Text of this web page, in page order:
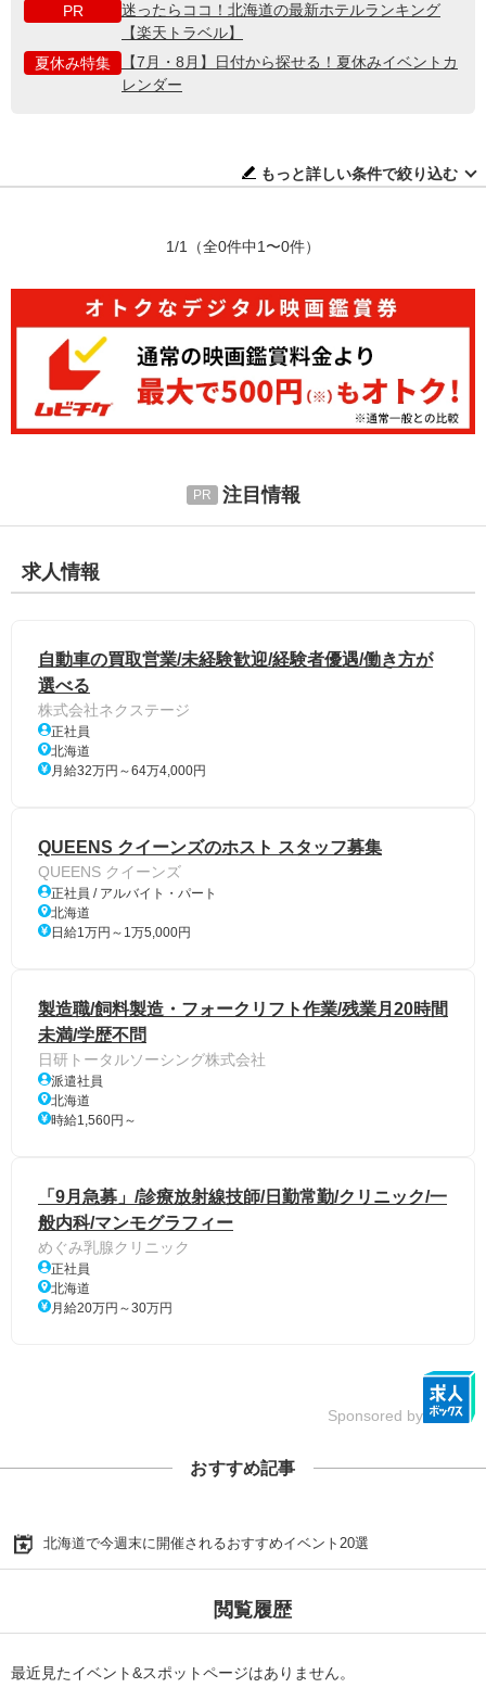
PR
迷ったらココ！北海道の最新ホテルランキング
【楽天トラベル】
夏休み特集
【7月・8月】日付から探せる！夏休みイベントカ
レンダー
もっと詳しい条件で絞り込む
1/1 （全0件中1〜0件）
注目情報
求人情報
自動車の買取営業/未経験歓迎/経験者優遇/働き方が
選べる
株式会社ネクステージ
正社員
北海道
月給32万円～64万4,000円
QUEENS クイーンズのホスト スタッフ募集
QUEENS クイーンズ
正社員 / アルバイト・パート
北海道
日給1万円～1万5,000円
製造職/飼料製造・フォークリフト作業/残業月20時間
未満/学歴不問
日研トータルソーシング株式会社
派遣社員
北海道
時給1,560円～
「9月急募」/診療放射線技師/日勤常勤/クリニック/一
般内科/マンモグラフィー
めぐみ乳腺クリニック
正社員
北海道
月給20万円～30万円
Sponsored by
おすすめ記事
北海道で今週末に開催されるおすすめイベント20選
閲覧履歴
最近見たイベント&スポットページはありません。